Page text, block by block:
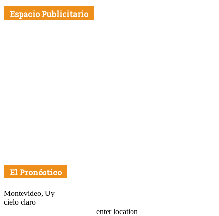
Fecha
Espacio Publicitario
El Pronóstico
Montevideo, Uy
cielo claro
enter location